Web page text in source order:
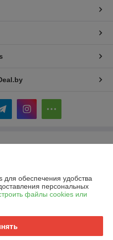
кор1 ,
, Фрунзенского района
обеспечения удобства
персональных
файлы cookies или